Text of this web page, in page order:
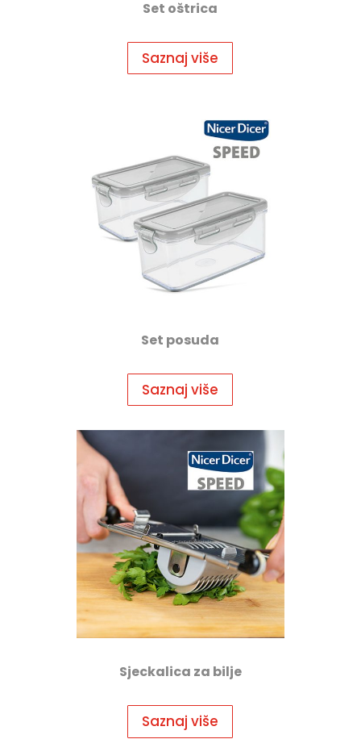
Set oštrica
Saznaj više
Set posuda
Saznaj više
Sjeckalica za bilje
Saznaj više